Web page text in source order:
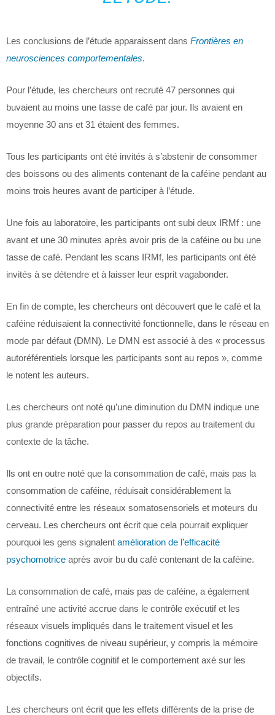
Les conclusions de l’étude apparaissent dans Frontières en
neurosciences comportementales.
Pour l’étude, les chercheurs ont recruté 47 personnes qui
buvaient au moins une tasse de café par jour. Ils avaient en
moyenne 30 ans et 31 étaient des femmes.
Tous les participants ont été invités à s’abstenir de consommer
des boissons ou des aliments contenant de la caféine pendant au
moins trois heures avant de participer à l’étude.
Une fois au laboratoire, les participants ont subi deux IRMf : une
avant et une 30 minutes après avoir pris de la caféine ou bu une
tasse de café. Pendant les scans IRMf, les participants ont été
invités à se détendre et à laisser leur esprit vagabonder.
En fin de compte, les chercheurs ont découvert que le café et la
caféine réduisaient la connectivité fonctionnelle, dans le réseau en
mode par défaut (DMN). Le DMN est associé à des « processus
autoréférentiels lorsque les participants sont au repos », comme
le notent les auteurs.
Les chercheurs ont noté qu’une diminution du DMN indique une
plus grande préparation pour passer du repos au traitement du
contexte de la tâche.
Ils ont en outre noté que la consommation de café, mais pas la
consommation de caféine, réduisait considérablement la
connectivité entre les réseaux somatosensoriels et moteurs du
cerveau. Les chercheurs ont écrit que cela pourrait expliquer
pourquoi les gens signalent amélioration de l’efficacité
psychomotrice après avoir bu du café contenant de la caféine.
La consommation de café, mais pas de caféine, a également
entraîné une activité accrue dans le contrôle exécutif et les
réseaux visuels impliqués dans le traitement visuel et les
fonctions cognitives de niveau supérieur, y compris la mémoire
de travail, le contrôle cognitif et le comportement axé sur les
objectifs.
Les chercheurs ont écrit que les effets différents de la prise de